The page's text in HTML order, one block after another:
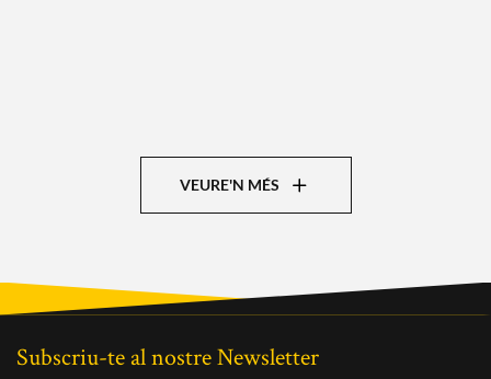
VEURE'N MÉS
Subscriu-te al nostre Newsletter